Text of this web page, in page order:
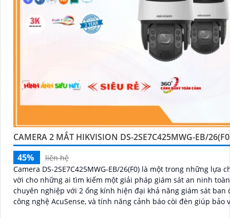
CAMERA 2 MẮT HIKVISION DS-2SE7C425MWG-EB/
45%
liên hệ
Camera DS-2SE7C425MWG-EB/26(F0) là một trong những lựa
vời cho những ai tìm kiếm một giải pháp giám sát an ninh
chuyên nghiệp với 2 ống kính hiện đại khả năng giám sát ban
công nghệ AcuSense, và tính năng cảnh báo còi đèn giúp bảo